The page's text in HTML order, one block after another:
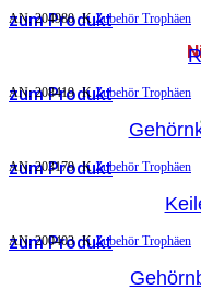
zum Produkt
AN:204980 K Zubehör Trophäen
zum Produkt
AN:208419 K Zubehör Trophäen
zum Produkt
AN:203179 K Zubehör Trophäen
zum Produkt
AN:200403 K Zubehör Trophäen